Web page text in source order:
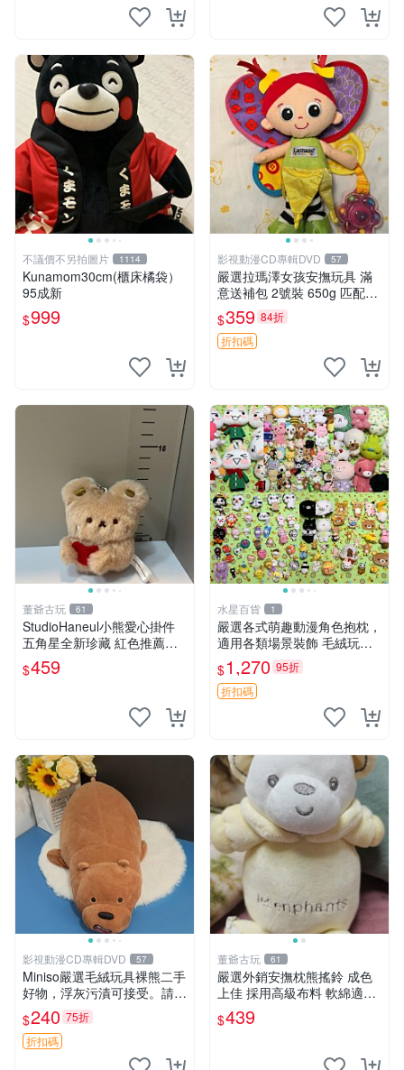
不議價不另拍圖片 1114
Kunamom30cm(櫃床橘袋）
95成新
$999
影視動漫CD專輯DVD 57
嚴選拉瑪澤女孩安撫玩具 滿
意送補包 2號裝 650g 匹配嬰
幼童舒壓好伴侶 女孩專用 安
心選擇 安撫玩偶 衝包 玩具
$359 84折
折扣碼
董爺古玩 61
StudioHaneul小熊愛心掛件
五角星全新珍藏 紅色推薦收
藏 玩具掛飾 掛件 新品
$459
水星百貨 1
嚴選各式萌趣動漫角色抱枕，
適用各類場景裝飾 毛絨玩
具、卡通抱枕、趣味玩偶
$1,270 95折
折扣碼
影視動漫CD專輯DVD 57
Miniso嚴選毛絨玩具裸熊二手
好物，浮灰污漬可接受。請詳
閱照片再下單，售出不退不
換。全新品相收藏推薦。 裸
熊 毛絨玩具 收藏
$240 75折
折扣碼
董爺古玩 61
嚴選外銷安撫枕熊搖鈴 成色
上佳 採用高級布料 軟綿適合
收藏 安心選購 安撫枕 熊玩具
搖鈴
$439